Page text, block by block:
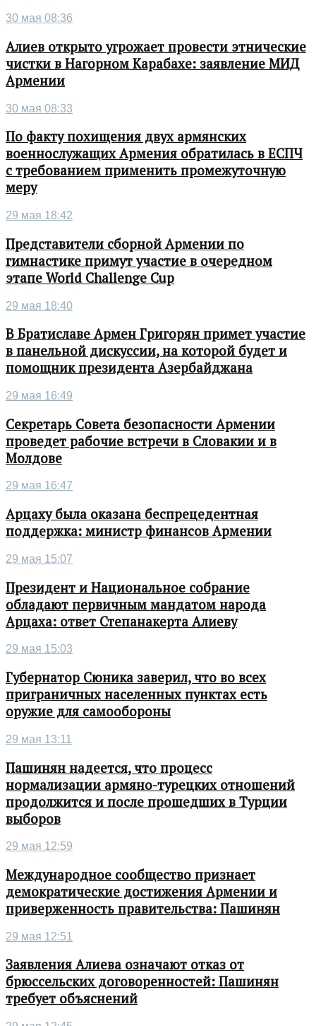
30 мая 08:36
Алиев открыто угрожает провести этнические
чистки в Нагорном Карабахе: заявление МИД
Армении
30 мая 08:33
По факту похищения двух армянских
военнослужащих Армения обратилась в ЕСПЧ
с требованием применить промежуточную
меру
29 мая 18:42
Представители сборной Армении по
гимнастике примут участие в очередном
этапе World Challenge Cup
29 мая 18:40
В Братиславе Армен Григорян примет участие
в панельной дискуссии, на которой будет и
помощник президента Азербайджана
29 мая 16:49
Секретарь Совета безопасности Армении
проведет рабочие встречи в Словакии и в
Молдове
29 мая 16:47
Арцаху была оказана беспрецедентная
поддержка: министр финансов Армении
29 мая 15:07
Президент и Национальное собрание
обладают первичным мандатом народа
Арцаха: ответ Степанакерта Алиеву
29 мая 15:03
Губернатор Сюника заверил, что во всех
приграничных населенных пунктах есть
оружие для самообороны
29 мая 13:11
Пашинян надеется, что процесс
нормализации армяно-турецких отношений
продолжится и после прошедших в Турции
выборов
29 мая 12:59
Международное сообщество признает
демократические достижения Армении и
приверженность правительства: Пашинян
29 мая 12:51
Заявления Алиева означают отказ от
брюссельских договоренностей: Пашинян
требует объяснений